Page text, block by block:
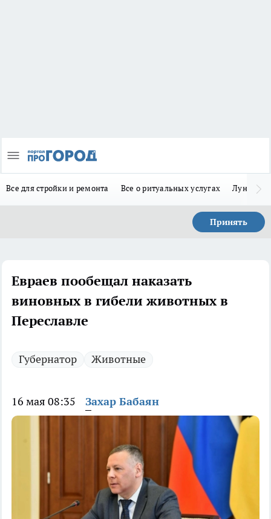
Все для стройки и ремонта Все о ритуальных услугах Лунно-
Принять
Евраев пообещал наказать
виновных в гибели животных в
Переславле
Губернатор Животные
16 мая 08:35 Захар Бабаян